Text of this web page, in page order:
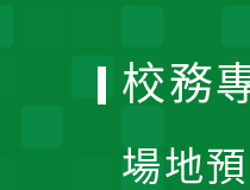
校務
場地